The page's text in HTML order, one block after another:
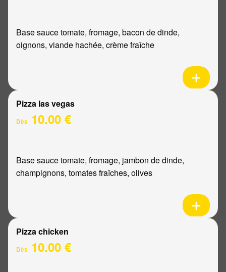
Base sauce tomate, fromage, bacon de dinde,
oignons, viande hachée, crème fraîche
Pizza las vegas
Dès 10.00 €
Base sauce tomate, fromage, jambon de dinde,
champignons, tomates fraîches, olives
Pizza chicken
Dès 10.00 €